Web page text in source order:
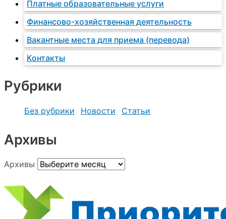
Платные образовательные услуги
Финансово-хозяйственная деятельность
Вакантные места для приема (перевода)
Контакты
Рубрики
Без рубрики Новости Статьи
Архивы
Архивы